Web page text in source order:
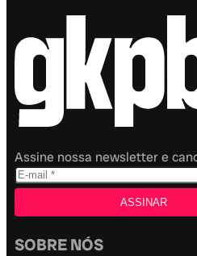
Assine nossa newsletter e
SOBRE NÓS